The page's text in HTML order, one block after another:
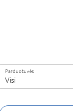
Parduotuvės
Visi